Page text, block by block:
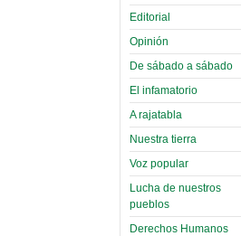
Editorial
Opinión
De sábado a sábado
El infamatorio
A rajatabla
Nuestra tierra
Voz popular
Lucha de nuestros
pueblos
Derechos Humanos